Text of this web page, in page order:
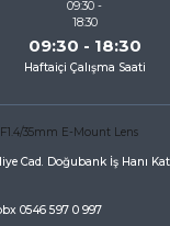
09:30 - 18:30
Haftaiçi Çalışma Saati
Cad. Doğubank İş Hanı
0546 597 0 997